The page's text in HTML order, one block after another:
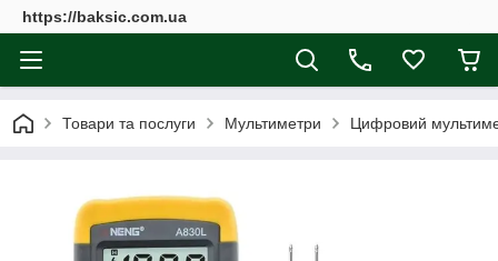
https://baksic.com.ua
Товари та послуги Мультиметри Цифровий